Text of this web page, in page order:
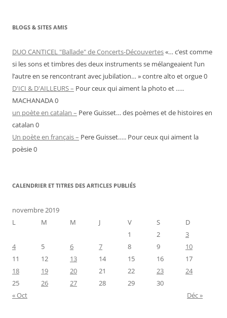
BLOGS & SITES AMIS
DUO CANTICEL "Ballade" de Concerts-Découvertes«… c’est comme
si les sons et timbres des deux instruments se mélangeaient l’un
l’autre en se rencontrant avec jubilation… » contre alto et orgue 0
D'ICI & D'AILLEURS – Pour ceux qui aiment la photo et …..
MACHANADA 0
un poète en catalan – Pere Guisset… des poèmes et de histoires en
catalan 0
Un poète en français – Pere Guisset….. Pour ceux qui aiment la
poèsie 0
CALENDRIER ET TITRES DES ARTICLES PUBLIÉS
novembre 2019
L
M M J V S
D
1
2
3
4
5 6 7 8 9
10
11
12 13 14 15 16
17
18
19 20 21 22 23
24
25
26 27 28 29
30
« Oct
Déc »